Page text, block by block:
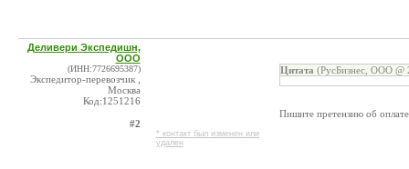
Деливери Экспедишн,
ООО
(ИНН:7726695387)
Экспедитор-перевозчик ,
Москва
Код:1251216
#2
* контакт был изменен или
удален
Цитата (РусБизнес, ООО @
Пишите претензию об